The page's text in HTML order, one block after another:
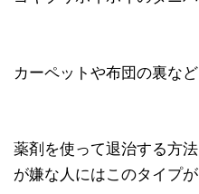
カーペットや布団の裏な
薬剤を使って退治する方
が嫌な人にはこのタイプが